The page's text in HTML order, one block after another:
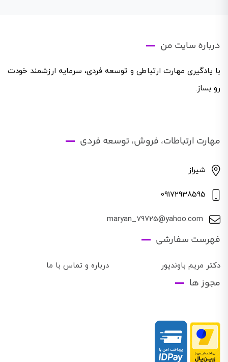
درباره سایت من
با یادگیری مهارت ارتباطی و توسعه فردی، سرمایه ارزشمند خودت
رو بساز.
مهارت ارتباطات، فروش، توسعه فردی
شیراز
09172938595
maryan_79725@yahoo.com
فهرست سفارشی
دکتر مریم باوندپور درباره و تماس با ما
مجوز ها